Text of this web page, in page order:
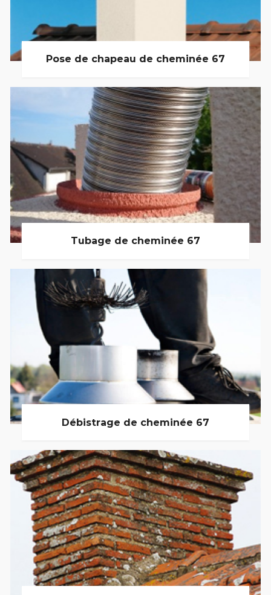
Pose de chapeau de cheminée 67
Tubage de cheminée 67
Débistrage de cheminée 67